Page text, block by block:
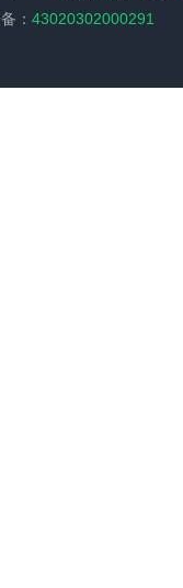
： 43020302000291